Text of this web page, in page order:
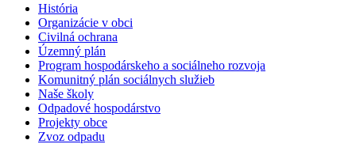
História
Organizácie v obci
Civilná ochrana
Územný plán
Program hospodárskeho a sociálneho rozvoja
Komunitný plán sociálnych služieb
Naše školy
Odpadové hospodárstvo
Projekty obce
Zvoz odpadu